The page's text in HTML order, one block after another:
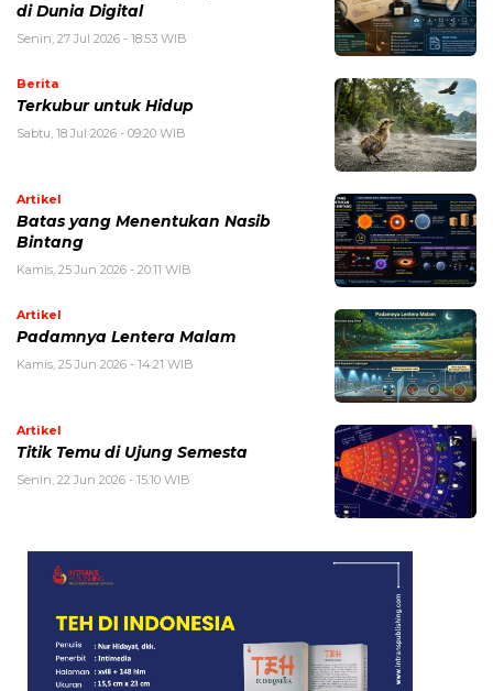
di Dunia Digital
Senin, 27 Jul 2026 - 18:53 WIB
Berita
Terkubur untuk Hidup
Sabtu, 18 Jul 2026 - 09:20 WIB
Artikel
Batas yang Menentukan Nasib
Bintang
Kamis, 25 Jun 2026 - 20:11 WIB
Artikel
Padamnya Lentera Malam
Kamis, 25 Jun 2026 - 14:21 WIB
Artikel
Titik Temu di Ujung Semesta
Senin, 22 Jun 2026 - 15:10 WIB